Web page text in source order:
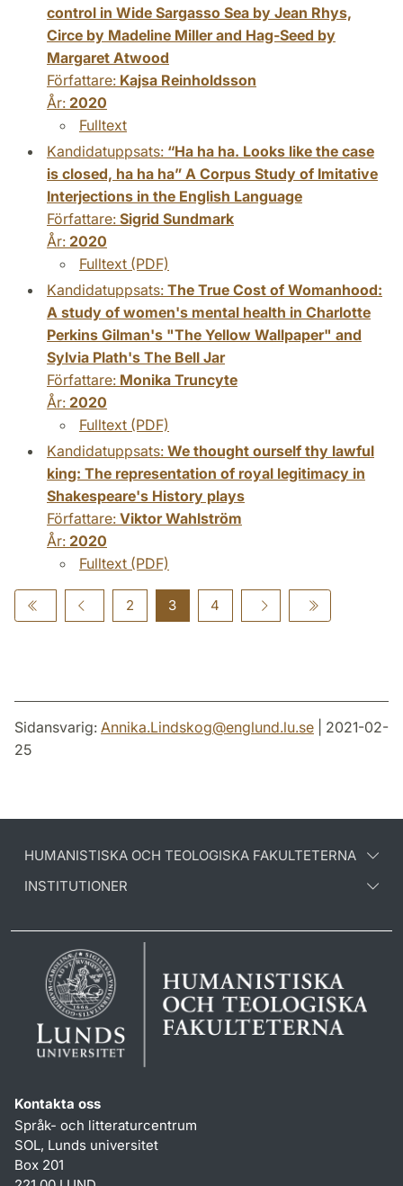
control in Wide Sargasso Sea by Jean Rhys,
Circe by Madeline Miller and Hag-Seed by
Margaret Atwood
Författare: Kajsa Reinholdsson
År: 2020
Fulltext
Kandidatuppsats: “Ha ha ha. Looks like the case
is closed, ha ha ha” A Corpus Study of Imitative
Interjections in the English Language
Författare: Sigrid Sundmark
År: 2020
Fulltext (PDF)
Kandidatuppsats: The True Cost of Womanhood:
A study of women's mental health in Charlotte
Perkins Gilman's "The Yellow Wallpaper" and
Sylvia Plath's The Bell Jar
Författare: Monika Truncyte
År: 2020
Fulltext (PDF)
Kandidatuppsats: We thought ourself thy lawful
king: The representation of royal legitimacy in
Shakespeare's History plays
Författare: Viktor Wahlström
År: 2020
Fulltext (PDF)
2 3 4
Sidansvarig: Annika.Lindskog@englund.lu.se | 2021-02-
25
HUMANISTISKA OCH TEOLOGISKA FAKULTETERNA
INSTITUTIONER
Kontakta oss
Språk- och litteraturcentrum
SOL, Lunds universitet
Box 201